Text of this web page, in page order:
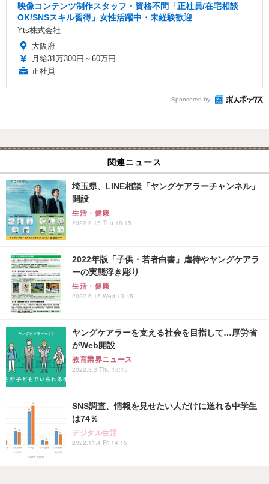
映像コンテンツ制作スタッフ・資格不問「正社員/在宅相談
OK/SNSスキル習得」女性活躍中・未経験歓迎
Yts株式会社
大阪府
月給31万300円～60万円
正社員
Sponsored by
関連ニュース
埼玉県、LINE相談「ヤングケアラーチャンネル」
開設
生活・健康
2022.9.15 Thu 18:15
2022年版「子供・若者白書」虐待やヤングケアラ
ーの実態浮き彫り
生活・健康
2022.6.15 Wed 13:45
ヤングケアラーを支える社会を目指して…厚労省
がWeb開設
教育業界ニュース
2022.3.3 Thu 13:15
SNS調査、情報を見せたい人だけに送れる中学生
は74％
デジタル生活
2022.11.4 Fri 14:15